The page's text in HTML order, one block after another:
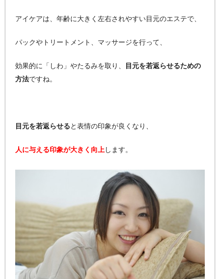
アイケアは、年齢に大きく左右されやすい目元のエステで、
パックやトリートメント、マッサージを行って、
効果的に「しわ」やたるみを取り、
目元を若返らせるための
方法ですね。
目元を若返らせると表情の印象が良くなり、
人に与える印象が大きく向上 します。